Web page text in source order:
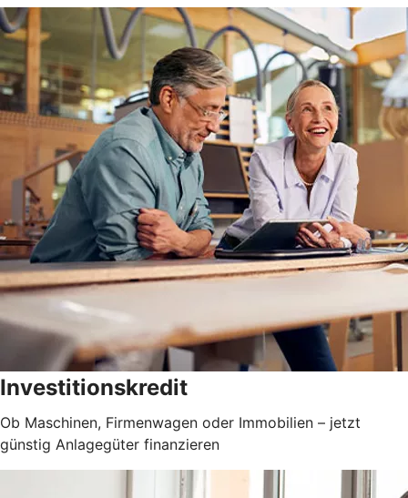
Investitionskredit
Ob Maschinen, Firmenwagen oder Immobilien – jetzt
günstig Anlagegüter finanzieren